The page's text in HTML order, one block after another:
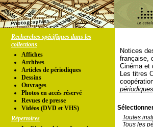
Recherches spécifiques dans les
collections
Affiches
Archives
Articles de périodiques
Dessins
Ouvrages
Photos en accés réservé
Revues de presse
Vidéos (DVD et VHS)
Répertoires
Notices
française,
Cinéma et
Les titres
Toutes
Tous les